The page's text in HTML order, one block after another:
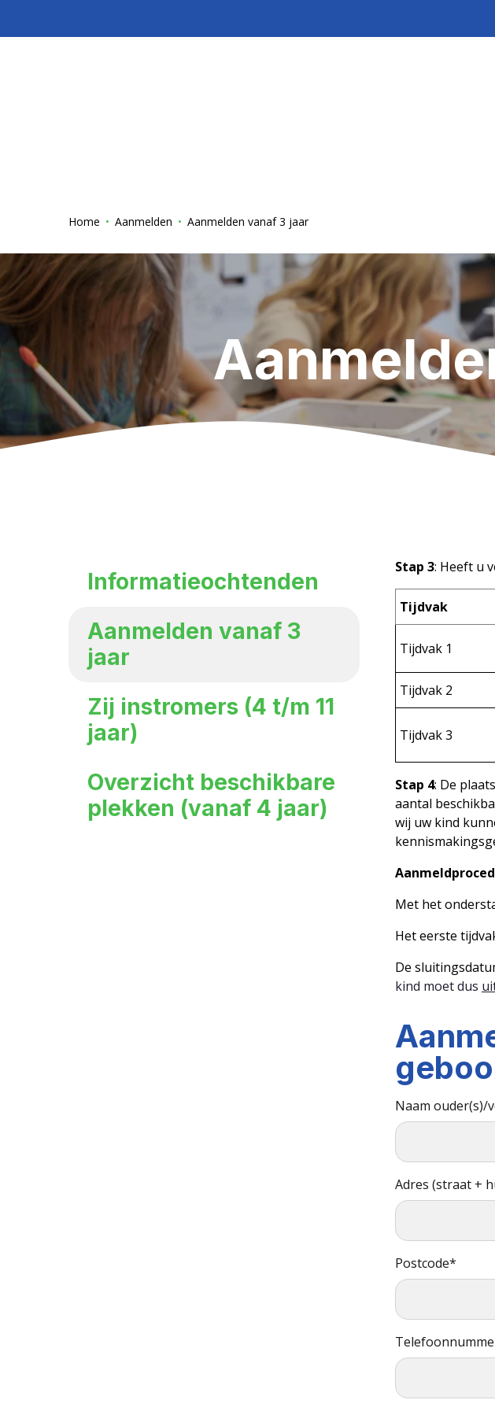
Home Aanmelden Aanmelden vanaf 3 jaar
Informatieochtenden
Aanmelden vanaf 3
jaar
Zij instromers (4 t/m 11
jaar)
Overzicht beschikbare
plekken (vanaf 4 jaar)
Stap 3: Heeft u
Tijdvak
Tijdvak 1
Tijdvak 2
Tijdvak 3
Stap 4: De
aantal
wij uw kind
Met het
Het eerste
De
kind moet dus
Call
me
by
fax
Naam ouder(s)/
Adres (straat +
Postcode*